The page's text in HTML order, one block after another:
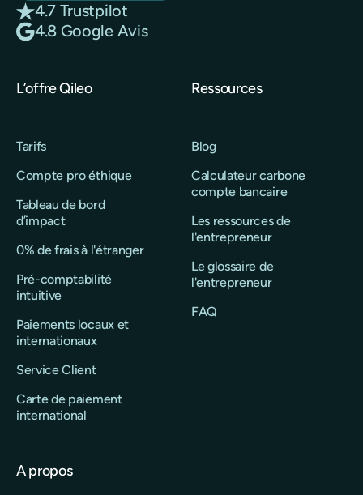
4.7 Trustpilot
4.8 Google Avis
L’offre Qileo
Tarifs
Compte pro éthique
Tableau de bord
d’impact
0% de frais à l'étranger
Pré-comptabilité
intuitive
Paiements locaux et
internationaux
Service Client
Carte de paiement
international
Ressources
Blog
Calculateur carbone
compte bancaire
Les ressources de
l'entrepreneur
Le glossaire de
l'entrepreneur
FAQ
A propos